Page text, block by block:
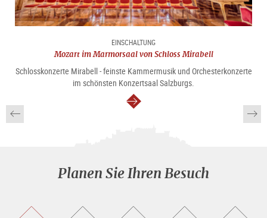
EINSCHALTUNG
Mozart im Marmorsaal von Schloss Mirabell
Schlosskonzerte Mirabell - feinste Kammermusik und Orchesterkonzerte
im schönsten Konzertsaal Salzburgs.
weiter
Planen Sie Ihren Besuch